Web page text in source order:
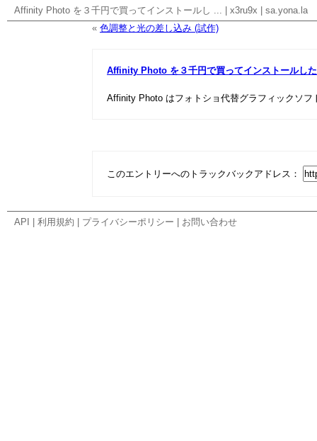
Affinity Photo を３千円で買ってインストールし ... x3ru9x
sa.yona.la
« 色調整と光の差し込み (試作)
Affinity Photo を３千円で買ってインストールし
Affinity Photo はフォトショ代替グラフィックソフ
このエントリーへのトラックバックアドレス：
API 利用規約 プライバシーポリシー お問い合わせ